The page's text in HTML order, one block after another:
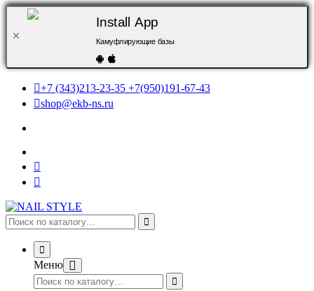
Install App
Камуфлирующие базы
+7 (343)213-23-35 +7(950)191-67-43
shop@ekb-ns.ru
Меню